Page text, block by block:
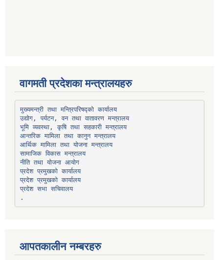
वागमती प्रदेशका मन्त्रालयहरु
मुख्यमन्त्री तथा मन्त्रिपरिषद्को कार्यालय
उद्योग, पर्यटन, वन तथा वातावरण मन्त्रालय
भूमि व्यवस्था, कृषि तथा सहकारी मन्त्रालय
आन्तरिक मामिला तथा कानुन मन्त्रालय
आर्थिक मामिला तथा योजना मन्त्रालय
सामाजिक विकास मन्त्रालय
नीति तथा योजना आयोग
प्रदेश प्रमुखको कार्यालय
प्रदेश प्रमुखको कार्यालय
प्रदेश सभा सचिवालय
आपतकालीन नम्बरहरु